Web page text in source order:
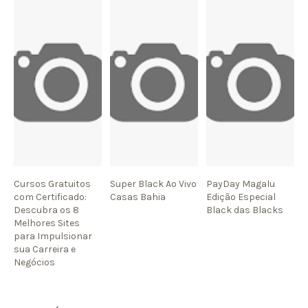
Cursos Gratuitos
com Certificado:
Descubra os 8
Melhores Sites
para Impulsionar
sua Carreira e
Negócios
Super Black Ao Vivo
Casas Bahia
PayDay Magalu
Edição Especial
Black das Blacks